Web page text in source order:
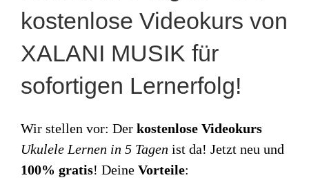
kostenlose Videokurs von
XALANI MUSIK für
sofortigen Lernerfolg!
Wir stellen vor: Der kostenlose Videokurs
Ukulele Lernen in 5 Tagen ist da! Jetzt neu und
100% gratis! Deine Vorteile: